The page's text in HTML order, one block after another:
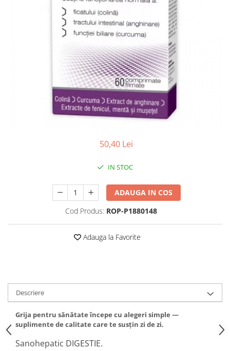
Altele-Suplimente alimentare
50,40 Lei
IN STOC
ADAUGA IN COS
Cod Produs: ROP-P1880148
Adauga la Favorite
Descriere
Grija pentru sănătate începe cu alegeri simple —
suplimente de calitate care te susțin zi de zi.
Sanohepatic DIGESTIE.